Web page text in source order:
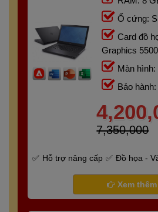
Ổ cứng:
Card đồ
Graphics 5500
Màn hình:
Bảo
7,350,000
Hỗ trợ nâng cấp
Đồ họa -
Bảo hành 6 tháng
Xem thêm